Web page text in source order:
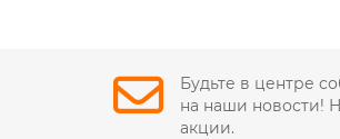
Будьте в центре
на наши новости!
акции.